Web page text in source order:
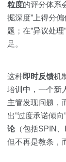
粒度的评分体系
掘深度”上得分
题；在”异议处
足。
这种 即时反馈机
培训中，一个新
主管发现问题，
出”过度承诺倾向
论（包括SPIN
但不再是教条，